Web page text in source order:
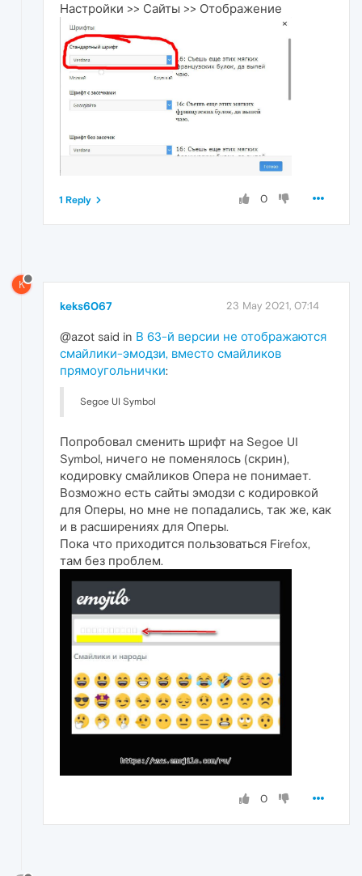
Настройки >> Сайты >> Отображение
0
1 Reply
K
keks6067 23 May 2021, 07:14
@azot said in В 63-й версии не отображаются
смайлики-эмодзи, вместо смайликов
прямоугольнички:
Segoe UI Symbol
Попробовал сменить шрифт на Segoe UI
Symbol, ничего не поменялось (скрин),
кодировку смайликов Опера не понимает.
Возможно есть сайты эмодзи с кодировкой
для Оперы, но мне не попадались, так же, как
и в расширениях для Оперы.
Пока что приходится пользоваться Firefox,
там без проблем.
0